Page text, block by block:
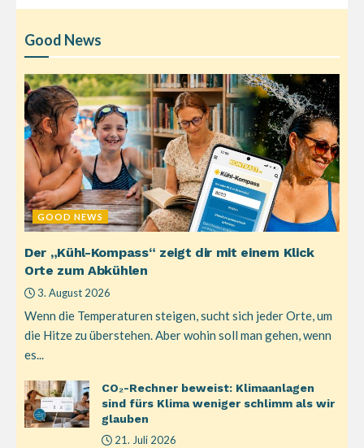
Good News
GOOD NEWS
Der „Kühl-Kompass“ zeigt dir mit einem Klick
Orte zum Abkühlen
3. August 2026
Wenn die Temperaturen steigen, sucht sich jeder Orte, um
die Hitze zu überstehen. Aber wohin soll man gehen, wenn
es...
CO₂-Rechner beweist: Klimaanlagen
sind fürs Klima weniger schlimm als wir
glauben
21. Juli 2026